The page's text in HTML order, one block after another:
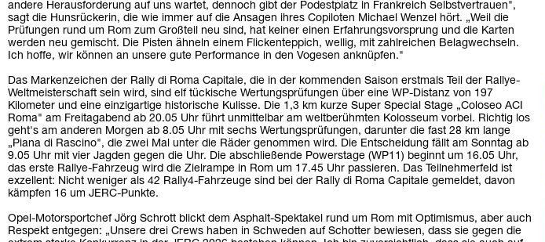
andere Herausforderung auf uns wartet, dennoch gibt der Podestplatz in Frankreich Selbstvertrauen",
sagt die Hunsrückerin, die wie immer auf die Ansagen ihres Copiloten Michael Wenzel hört. „Weil die
Prüfungen rund um Rom zum Großteil neu sind, hat keiner einen Erfahrungsvorsprung und die Karten
werden neu gemischt. Die Pisten ähneln einem Flickenteppich, wellig, mit zahlreichen Belagwechseln.
Ich hoffe, wir können an unsere gute Performance in den Vogesen anknüpfen."
Das Markenzeichen der Rally di Roma Capitale, die in der kommenden Saison erstmals Teil der Rallye-
Weltmeisterschaft sein wird, sind elf tückische Wertungsprüfungen über eine WP-Distanz von 197
Kilometer und eine einzigartige historische Kulisse. Die 1,3 km kurze Super Special Stage „Coloseo ACI
Roma" am Freitagabend ab 20.05 Uhr führt unmittelbar am weltberühmten Kolosseum vorbei. Richtig los
geht's am anderen Morgen ab 8.05 Uhr mit sechs Wertungsprüfungen, darunter die fast 28 km lange
„Piana di Rascino", die zwei Mal unter die Räder genommen wird. Die Entscheidung fällt am Sonntag ab
9.05 Uhr mit vier Jagden gegen die Uhr. Die abschließende Powerstage (WP11) beginnt um 16.05 Uhr,
das erste Rallye-Fahrzeug wird die Zielrampe in Rom um 17.45 Uhr passieren. Das Teilnehmerfeld ist
exzellent: Nicht weniger als 42 Rally4-Fahrzeuge sind bei der Rally di Roma Capitale gemeldet, davon
kämpfen 16 um JERC-Punkte.
Opel-Motorsportchef Jörg Schrott blickt dem Asphalt-Spektakel rund um Rom mit Optimismus, aber auch
Respekt entgegen: „Unsere drei Crews haben in Schweden auf Schotter bewiesen, dass sie gegen die